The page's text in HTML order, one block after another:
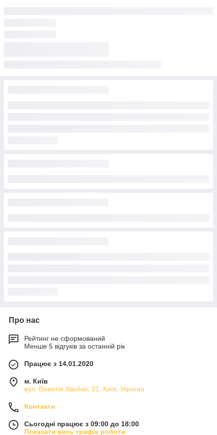
Про нас
Рейтинг не сформований
Менше 5 відгуків за останній рік
Працює з 14.01.2020
м. Київ
вул. Вікентія Хвойки, 21, Київ, Україна
Контакти
Сьогодні працює з 09:00 до 18:00
Показати весь графік роботи